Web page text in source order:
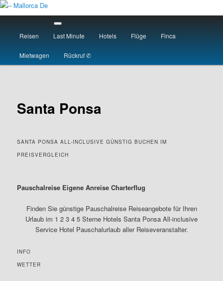
Skip
to
content– Mallorca De
Reisen Last Minute Hotels Flüge Finca
Mietwagen Rückruf ✆
Santa Ponsa
SANTA PONSA ALL-INCLUSIVE GÜNSTIG BUCHEN IM
PREISVERGLEICH
Pauschalreise Eigene Anreise Charterflug
Finden Sie günstige Pauschalreise Reiseangebote für Ihren
Urlaub im 1 2 3 4 5 Sterne Hotels Santa Ponsa All-inclusive
Service Hotel Pauschalurlaub aller Reiseveranstalter.
INFO
WETTER